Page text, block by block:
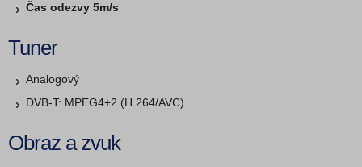
Čas odezvy 5m/s
Tuner
Analogový
DVB-T: MPEG4+2 (H.264/AVC)
Obraz a zvuk